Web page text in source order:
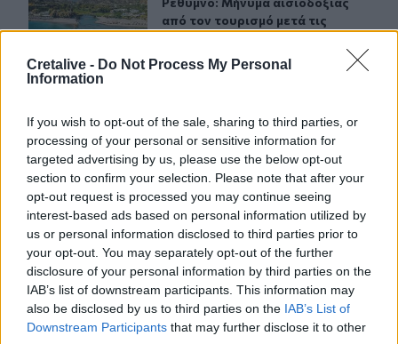
Cretalive - Do Not Process My Personal
Information
If you wish to opt-out of the sale, sharing to third parties, or
processing of your personal or sensitive information for
targeted advertising by us, please use the below opt-out
section to confirm your selection. Please note that after your
opt-out request is processed you may continue seeing
interest-based ads based on personal information utilized by
us or personal information disclosed to third parties prior to
your opt-out. You may separately opt-out of the further
disclosure of your personal information by third parties on the
IAB’s list of downstream participants. This information may
also be disclosed by us to third parties on the IAB’s List of
Downstream Participants that may further disclose it to other
από τον τουρισμό μετά τις
Κομμός: Η συγκινητική «πρώτη
Κομμός: Η συγκινητική «πρώτη
διαδρομή» για χελωνάκια Καρέτα
Καρέτα - Βίντεο